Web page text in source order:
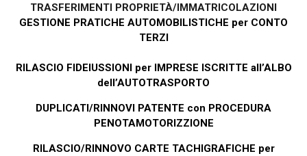
TRASFERIMENTI PROPRIETÀ/IMMATRICOLAZIONI
GESTIONE PRATICHE AUTOMOBILISTICHE per CONTO
TERZI
RILASCIO FIDEIUSSIONI per IMPRESE ISCRITTE all’ALBO
dell’AUTOTRASPORTO
DUPLICATI/RINNOVI PATENTE con PROCEDURA
PENOTAMOTORIZZIONE
RILASCIO/RINNOVO CARTE TACHIGRAFICHE per